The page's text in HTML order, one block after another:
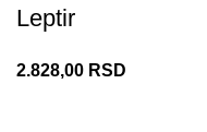
Leptir
2.828,00 RSD